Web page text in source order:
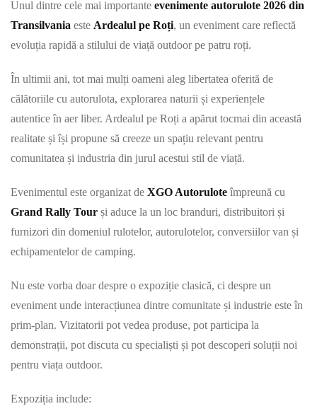
Unul dintre cele mai importante evenimente autorulote 2026 din
Transilvania este Ardealul pe Roți, un eveniment care reflectă
evoluția rapidă a stilului de viață outdoor pe patru roți.
În ultimii ani, tot mai mulți oameni aleg libertatea oferită de
călătoriile cu autorulota, explorarea naturii și experiențele
autentice în aer liber. Ardealul pe Roți a apărut tocmai din această
realitate și își propune să creeze un spațiu relevant pentru
comunitatea și industria din jurul acestui stil de viață.
Evenimentul este organizat de XGO Autoruloteîmpreună cu
Grand Rally Tour și aduce la un loc branduri, distribuitori și
furnizori din domeniul rulotelor, autorulotelor, conversiilor van și
echipamentelor de camping.
Nu este vorba doar despre o expoziție clasică, ci despre un
eveniment unde interacțiunea dintre comunitate și industrie este în
prim-plan. Vizitatorii pot vedea produse, pot participa la
demonstrații, pot discuta cu specialiști și pot descoperi soluții noi
pentru viața outdoor.
Expoziția include: